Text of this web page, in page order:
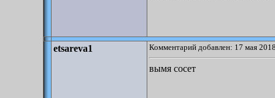
etsareva1 Комментарий добавлен: 17 мая
вымя сосет